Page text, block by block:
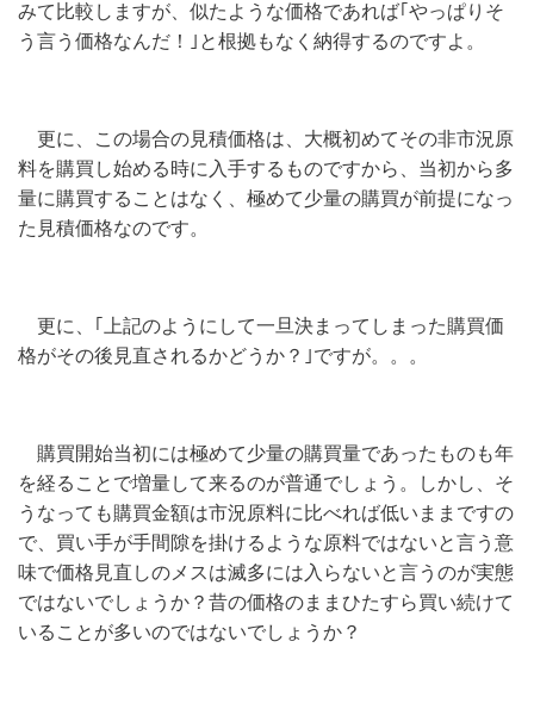
みて比較しますが、似たような価格であれば｢やっぱりそ
う言う価格なんだ！｣と根拠もなく納得するのですよ。
更に、この場合の見積価格は、大概初めてその非市況原
料を購買し始める時に入手するものですから、当初から多
量に購買することはなく、極めて少量の購買が前提になっ
た見積価格なのです。
更に、｢上記のようにして一旦決まってしまった購買価
格がその後見直されるかどうか？｣ですが。。。
購買開始当初には極めて少量の購買量であったものも年
を経ることで増量して来るのが普通でしょう。しかし、そ
うなっても購買金額は市況原料に比べれば低いままですの
で、買い手が手間隙を掛けるような原料ではないと言う意
味で価格見直しのメスは滅多には入らないと言うのが実態
ではないでしょうか？昔の価格のままひたすら買い続けて
いることが多いのではないでしょうか？